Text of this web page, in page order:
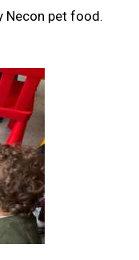
Necon pet food.